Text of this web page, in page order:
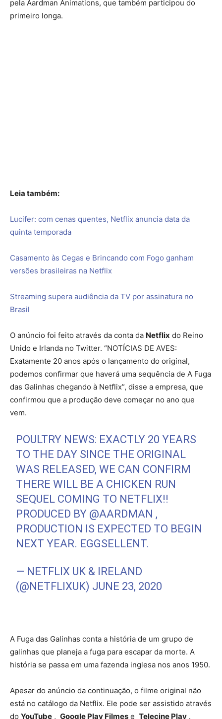
pela Aardman Animations, que também participou do
primeiro longa.
Leia também:
Lucifer: com cenas quentes, Netflix anuncia data da
quinta temporada
Casamento às Cegas e Brincando com Fogo ganham
versões brasileiras na Netflix
Streaming supera audiência da TV por assinatura no
Brasil
O anúncio foi feito através da conta da Netflix do Reino
Unido e Irlanda no Twitter. “NOTÍCIAS DE AVES:
Exatamente 20 anos após o lançamento do original,
podemos confirmar que haverá uma sequência de A Fuga
das Galinhas chegando à Netflix”, disse a empresa, que
confirmou que a produção deve começar no ano que
vem.
POULTRY NEWS: EXACTLY 20 YEARS
TO THE DAY SINCE THE ORIGINAL
WAS RELEASED, WE CAN CONFIRM
THERE WILL BE A CHICKEN RUN
SEQUEL COMING TO NETFLIX!!
PRODUCED BY @AARDMAN ,
PRODUCTION IS EXPECTED TO BEGIN
NEXT YEAR. EGGSELLENT.
— NETFLIX UK & IRELAND
(@NETFLIXUK) JUNE 23, 2020
A Fuga das Galinhas conta a história de um grupo de
galinhas que planeja a fuga para escapar da morte. A
história se passa em uma fazenda inglesa nos anos 1950.
Apesar do anúncio da continuação, o filme original não
está no catálogo da Netflix. Ele pode ser assistido através
do YouTube , Google Play Filmes e Telecine Play .